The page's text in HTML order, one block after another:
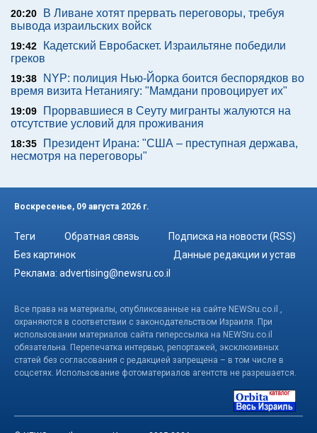
20:20
В Ливане хотят прервать переговоры, требуя
вывода израильских войск
19:42
Кадетский Евробаскет. Израильтяне победили
греков
19:38
NYP: полиция Нью-Йорка боится беспорядков во
время визита Нетаниягу: "Мамдани провоцирует их"
19:09
Прорвавшиеся в Сеуту мигранты жалуются на
отсутствие условий для проживания
18:35
Президент Ирана: "США – преступная держава,
несмотря на переговоры"
Воскресенье, 09 августа 2026 г.
Теги Обратная связь
Подписка на новости (RSS)
Без картинок
Данные редакции и устав
Реклама: advertising@newsru.co.il
Все права на материалы, опубликованные на сайте NEWSru.co.il ,
охраняются в соответствии с законодательством Израиля. При
использовании материалов сайта гиперссылка на NEWSru.co.il
обязательна. Перепечатка интервью, репортажей, эксклюзивных
статей без согласования с редакцией запрещена – в том числе в
соцсетях. Использование фотоматериалов агентств не разрешается.